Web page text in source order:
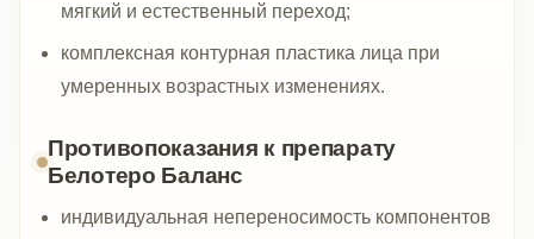
мягкий и естественный переход;
комплексная контурная пластика лица при
умеренных возрастных изменениях.
Противопоказания к препарату
Белотеро Баланс
индивидуальная непереносимость компонентов